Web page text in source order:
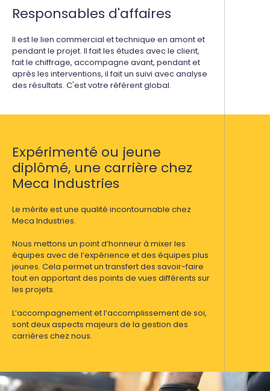
Responsables d'affaires
Il est le lien commercial et technique en amont et
pendant le projet. Il fait les études avec le client,
fait le chiffrage, accompagne avant, pendant et
après les interventions, il fait un suivi avec analyse
des résultats. C'est votre référent global.
Expérimenté ou jeune
diplômé, une carrière chez
Meca Industries
Le mérite est une qualité incontournable chez
Meca Industries.
Nous mettons un point d’honneur à mixer les
équipes avec de l’expérience et des équipes plus
jeunes. Cela permet un transfert des savoir-faire
tout en apportant des points de vues différents sur
les projets.
L’accompagnement et l’accomplissement de soi,
sont deux aspects majeurs de la gestion des
carrières chez nous.